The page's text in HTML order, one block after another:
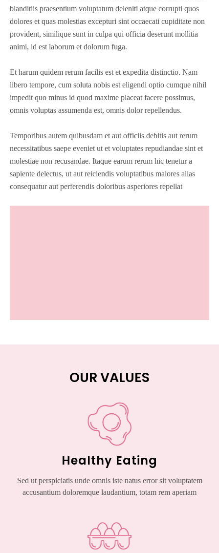
blanditiis praesentium voluptatum deleniti atque corrupti quos
dolores et quas molestias excepturi sint occaecati cupiditate non
provident, similique sunt in culpa qui officia deserunt mollitia
animi, id est laborum et dolorum fuga.
Et harum quidem rerum facilis est et expedita distinctio. Nam
libero tempore, cum soluta nobis est eligendi optio cumque nihil
impedit quo minus id quod maxime placeat facere possimus,
omnis voluptas assumenda est, omnis dolor repellendus.
Temporibus autem quibusdam et aut officiis debitis aut rerum
necessitatibus saepe eveniet ut et voluptates repudiandae sint et
molestiae non recusandae. Itaque earum rerum hic tenetur a
sapiente delectus, ut aut reiciendis voluptatibus maiores alias
consequatur aut perferendis doloribus asperiores repellat
OUR VALUES
Healthy Eating
Sed ut perspiciatis unde omnis iste natus error sit voluptatem
accusantium doloremque laudantium, totam rem aperiam